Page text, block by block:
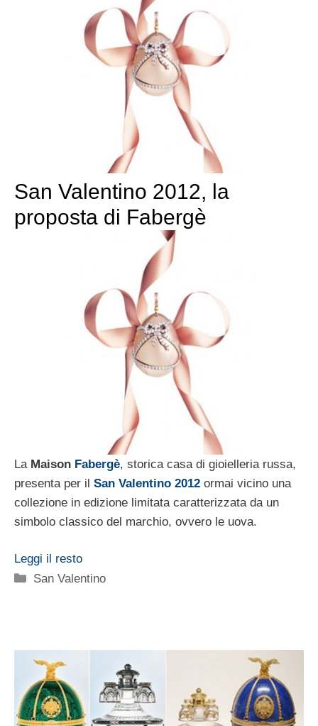
San Valentino 2012, la
proposta di Fabergè
La Maison Fabergè, storica casa di gioielleria russa,
presenta per il San Valentino 2012 ormai vicino una
collezione in edizione limitata caratterizzata da un
simbolo classico del marchio, ovvero le uova.
Leggi il resto
Categorie
San Valentino